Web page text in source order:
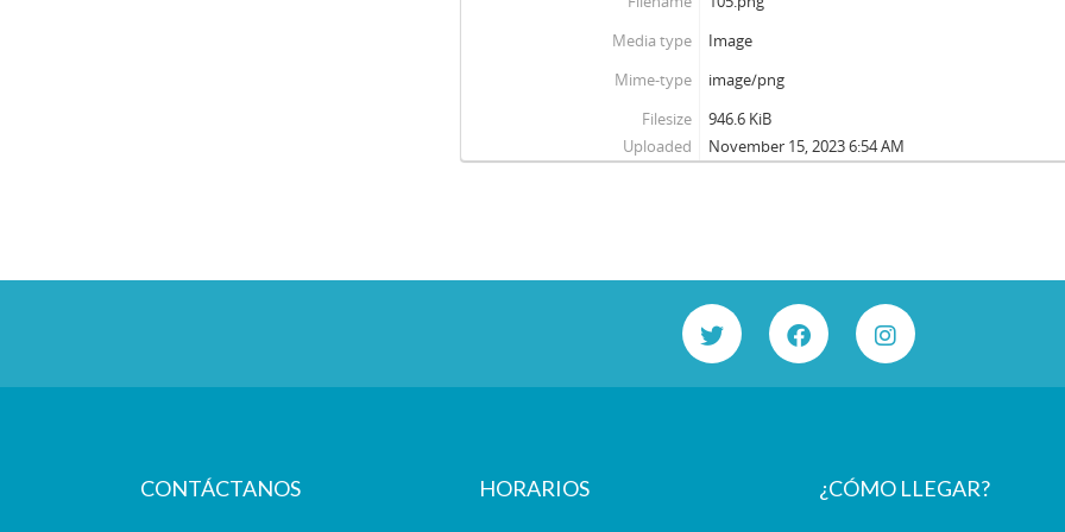
Media type
Image
Mime-type
image/png
Filesize
946.6 KiB
Uploaded
November 15, 2023 6:54 AM
CONTÁCTANOS HORARIOS ¿CÓMO LLEGAR?